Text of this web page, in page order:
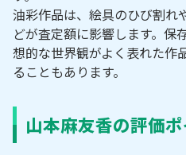
油彩作品は、絵具のひび割れ
どが査定額に影響します。保
想的な世界観がよく表れた作
ることもあります。
山本麻友香の評価